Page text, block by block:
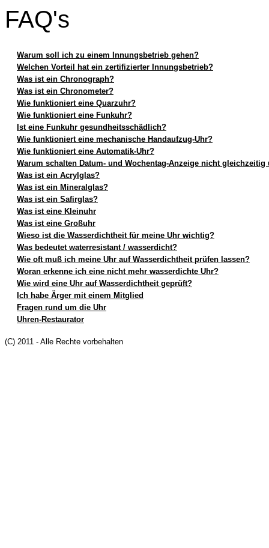
FAQ's
Warum soll ich zu einem Innungsbetrieb gehen?
Welchen Vorteil hat ein zertifizierter Innungsbetrieb?
Was ist ein Chronograph?
Was ist ein Chronometer?
Wie funktioniert eine Quarzuhr?
Wie funktioniert eine Funkuhr?
Ist eine Funkuhr gesundheitsschädlich?
Wie funktioniert eine mechanische Handaufzug-Uhr?
Wie funktioniert eine Automatik-Uhr?
Warum schalten Datum- und Wochentag-Anzeige nicht gleichzeitig
Was ist ein Acrylglas?
Was ist ein Mineralglas?
Was ist ein Safirglas?
Was ist eine Kleinuhr
Was ist eine Großuhr
Wieso ist die Wasserdichtheit für meine Uhr wichtig?
Was bedeutet waterresistant / wasserdicht?
Wie oft muß ich meine Uhr auf Wasserdichtheit prüfen lassen?
Woran erkenne ich eine nicht mehr wasserdichte Uhr?
Wie wird eine Uhr auf Wasserdichtheit geprüft?
Ich habe Ärger mit einem Mitglied
Fragen rund um die Uhr
Uhren-Restaurator
(C) 2011 - Alle Rechte vorbehalten